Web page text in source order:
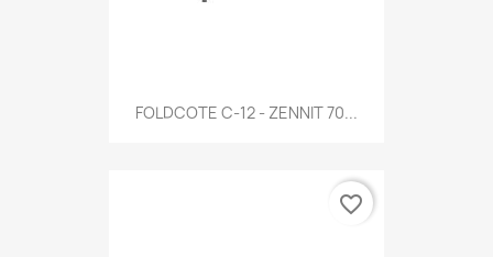
FOLDCOTE C-12 - ZENNIT 70...
favorite_border